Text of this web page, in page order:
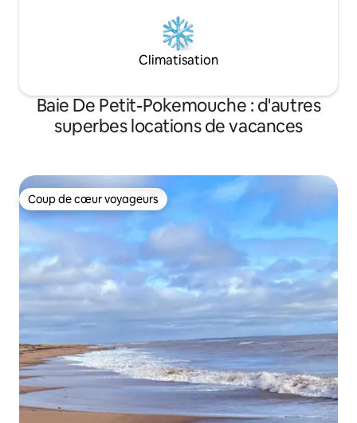
Climatisation
Baie De Petit-Pokemouche : d'autres
superbes locations de vacances
Coup de cœur voyageurs
Coup de cœur voyageurs